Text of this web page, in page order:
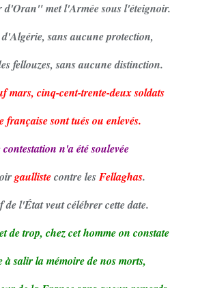
d'Oran" met l'Armée sous l'éteignoir.
sans aucune protection,
fellouzes, sans aucune distinction.
mars, cinq-cent-trente-deux soldats
française sont tués ou enlevés.
n'a été soulevée
gaullistecontre lesFellaghas.
l'État veut célébrer cette date.
de trop, chez cet homme on constate
à salir la mémoire de nos morts,